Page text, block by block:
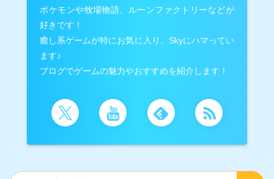
ポケモンや牧場物語、ルーンファクトリーなどが
好きです！
癒し系ゲームが特にお気に入り。Skyにハマってい
ます♪
ブログでゲームの魅力やおすすめを紹介します！